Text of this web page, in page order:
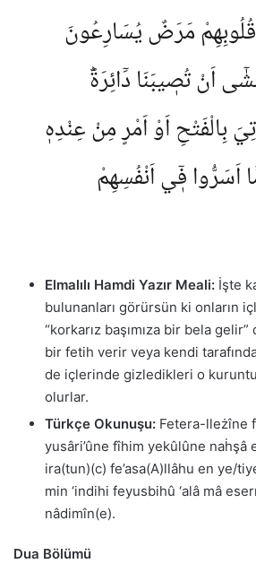
مَرَضٌ يُسَارِعُونَ
اَنْ تُصٖيبَنَا دَٓائِرَةٌؕ
بِالْفَتْحِ اَوْ اَمْرٍ مِنْ عِنْدِهٖ
اَسَرُّوا فٖٓي اَنْفُسِهِمْ
Elmalılı Hamdi Yazır Meali: İşte
bulunanları görürsün ki onların
“korkarız başımıza bir bela
bir fetih verir veya kendi
de içlerinde gizledikleri o
olurlar.
Türkçe Okunuşu: Fetera-lleżîne
yusâri’ûne fîhim yekûlûne naḣşâ
ira(tun)(c) fe’asa(A)llâhu en ye/
min ‘indihi feyusbihû ‘alâ mâ
nâdimîn(e).
Dua Bölümü